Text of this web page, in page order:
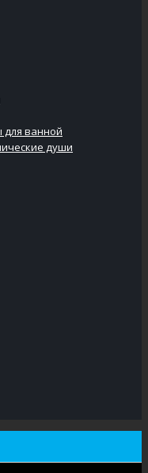
для ванной
души